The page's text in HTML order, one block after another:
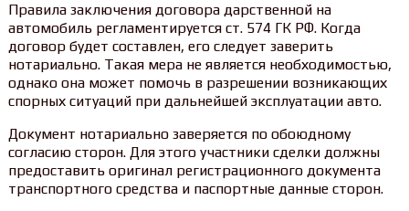
Правила заключения договора дарственной на
автомобиль регламентируется ст. 574 ГК РФ. Когда
договор будет составлен, его следует заверить
нотариально. Такая мера не является необходимостью,
однако она может помочь в разрешении возникающих
спорных ситуаций при дальнейшей эксплуатации авто.
Документ нотариально заверяется по обоюдному
согласию сторон. Для этого участники сделки должны
предоставить оригинал регистрационного документа
транспортного средства и паспортные данные сторон.